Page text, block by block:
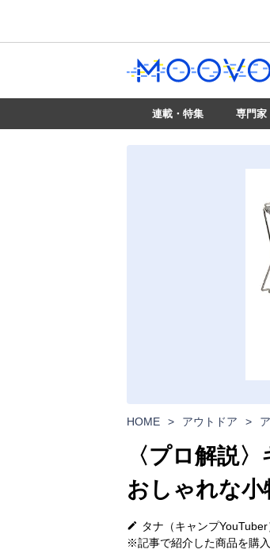
連載・特集 専門家
HOME > アウトドア >
〈プロ解説
おしゃれな小
タナ（キャンプYouTuber
※記事で紹介した商品を購